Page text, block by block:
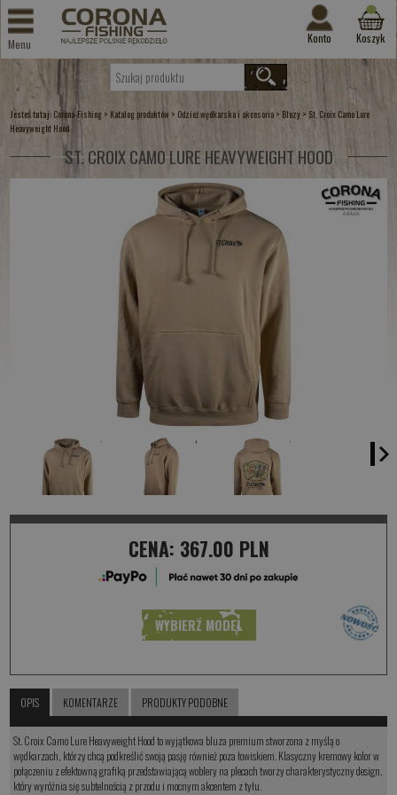
Menu Konto Koszyk
Jesteś tutaj: Corona-Fishing > Katalog produktów > Odzież wędkarska i akcesoria > Bluzy > St. Croix Camo Lure
Heavyweight Hood
ST. CROIX CAMO LURE HEAVYWEIGHT HOOD
CENA: 367.00 PLN
WYBIERZ MODEL
OPIS KOMENTARZE PRODUKTY PODOBNE
St. Croix Camo Lure Heavyweight Hood to wyjątkowa bluza premium stworzona z myślą o
wędkarzach, którzy chcą podkreślić swoją pasję również poza łowiskiem. Klasyczny kremowy kolor w
połączeniu z efektowną grafiką przedstawiającą woblery na plecach tworzy charakterystyczny design,
który wyróżnia się subtelnością z przodu i mocnym akcentem z tyłu.